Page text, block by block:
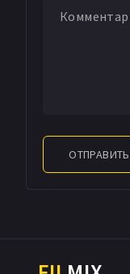
ОТПРАВИТЬ